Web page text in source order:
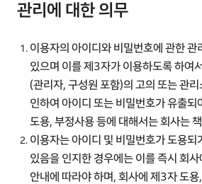
관리에 대한 의무
이용자의 아이디와 비밀번호에 관한 관
있으며 이를 제3자가 이용하도록 하여
(관리자, 구성원 포함)의 고의 또는 관
인하여 아이디 또는 비밀번호가 유출되
도용, 부정사용 등에 대해서는 회사는
이용자는 아이디 및 비밀번호가 도용
있음을 인지한 경우에는 이를 즉시 회
안내에 따라야 하며, 회사에 제3자 도